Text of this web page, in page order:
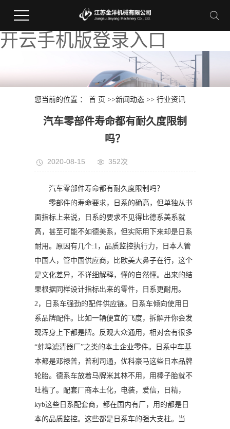
开云手机版登录入口
您当前的位置 ：首 页 >>新闻动态 >>行业资讯
汽车零部件寿命都有耐久度限制
吗？
2020-08-15 352次
汽车零部件寿命都有耐久度限制吗？
零部件的寿命要求，日系的确高，但单独从书
面指标上来说，日系的要求不见得比德系美系就
高，甚至可能不如德美系，但实际用下来却是日系
耐用。原因有几个:1，品质监控执行力，日本人管
中国人，管中国供应商，比欧美大鼻子在行，这个
是文化差异，不详细解释，懂的自然懂。出来的结
果根据同样设计指标出来的零件，日系更耐用。
2，日系车强劲的配件供应链。日系车倾向使用日
系品牌配件。比如一辆便宜的飞度，拆解开你会发
现浑身上下都是牌。反观大众通用，相对会有很多
“蚌埠滤清器厂”之类的本土企业零件。日系中车基
本都是邓禄普，普利司通，优科豪马这些日本品牌
轮胎。德系车放着马牌米其林不用，用棒子胎就不
吐槽了。配套厂商本土化，电装，爱信，日精，
kyb这些日系配套商，都在国内有厂，用的都是日
本的品质监控。这些都是日系车的强大支柱。当